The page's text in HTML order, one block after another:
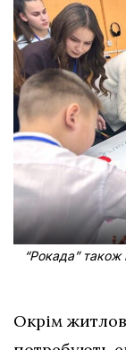
“Рокада” також
Окрім